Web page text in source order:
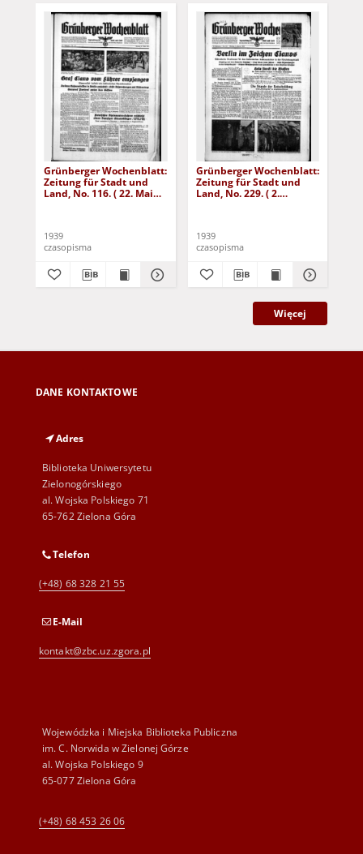
Grünberger Wochenblatt:
Zeitung für Stadt und
Land, No. 116. ( 22. Mai
1939
czasopisma
Grünberger Wochenblatt:
Zeitung für Stadt und
Land, No. 229. ( 2.
1939
czasopisma
Więcej
DANE KONTAKTOWE
Adres
Biblioteka Uniwersytetu
Zielonogórskiego
al. Wojska Polskiego 71
65-762 Zielona Góra
Telefon
(+48) 68 328 21 55
E-Mail
kontakt@zbc.uz.zgora.pl
Wojewódzka i Miejska Biblioteka Publiczna
im. C. Norwida w Zielonej Górze
al. Wojska Polskiego 9
65-077 Zielona Góra
(+48) 68 453 26 06